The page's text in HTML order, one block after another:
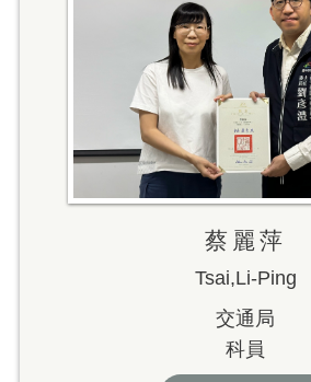
蔡麗萍
Tsai,Li-Ping
交通局
科員